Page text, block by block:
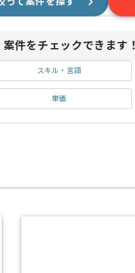
件をチェックできます！
スキル・言語
単価